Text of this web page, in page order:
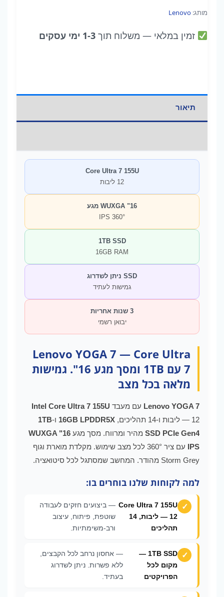
SSD
מותג: Lenovo
זמין במלאי — משלוח תוך1-3 ימי עסקים
תיאור
Core Ultra 7 155U
12 ליבות
16" WUXGA מגע
IPS 360°
1TB SSD
16GB RAM
SSD ניתן לשדרוג
גמישות לעתיד
3 שנות אחריות
יבואן רשמי
Lenovo YOGA 7 — Core Ultra
7 עם 1TB ומסך מגע 16". גמישות
מלאה בכל מצב
Lenovo YOGA 7 עם מעבד Intel Core Ultra 7 155U
— 12 ליבות ו-14 תהליכים,
16GB LPDDR5X ו-1TB
SSD PCIe Gen4 מהיר ומרווח. מסך מגע
16" WUXGA
IPS
עם ציר 360° לכל מצב שימוש. מקלדת מוארת וגוף
Storm Grey מהודר. המחשב שמסתגל לכל סיטואציה.
למה לקוחות שלנו בוחרים בו:
Core Ultra 7 155U
— 12 ליבות, 14
תהליכים
— ביצועים חזקים לעבודה
שוטפת, פיתוח, עיצוב
ורב-משימתיות.
1TB SSD —
מקום לכל
הפרויקטים
— אחסון נרחב לכל הקבצים,
ללא פשרות. ניתן לשדרוג
בעתיד.